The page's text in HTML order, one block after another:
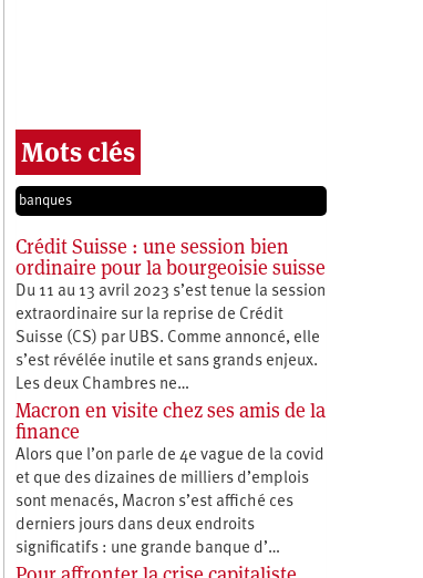
Mots clés
banques
Crédit Suisse : une session bien
ordinaire pour la bourgeoisie suisse
Du 11 au 13 avril 2023 s’est tenue la session
extraordinaire sur la reprise de Crédit
Suisse (CS) par UBS. Comme annoncé, elle
s’est révélée inutile et sans grands enjeux.
Les deux Chambres ne…
Macron en visite chez ses amis de la
finance
Alors que l’on parle de 4e vague de la covid
et que des dizaines de milliers d’emplois
sont menacés, Macron s’est affiché ces
derniers jours dans deux endroits
significatifs : une grande banque d’…